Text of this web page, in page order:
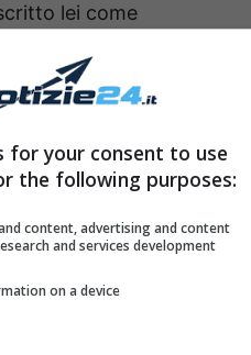
lei come
bellezzae la sua
followers, che
tutto il loro
for your consent to use
the following purposes:
content, advertising and content
and services development
on a device